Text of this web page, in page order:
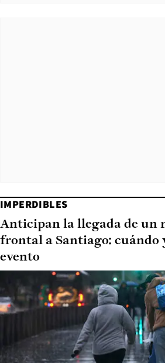
IMPERDIBLES
Anticipan la llegada de un
frontal a Santiago: cuándo
evento